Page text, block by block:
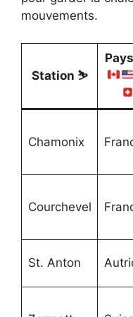
mouvements.
Station ⛷️
Pays
Chamonix
Courchevel
St. Anton